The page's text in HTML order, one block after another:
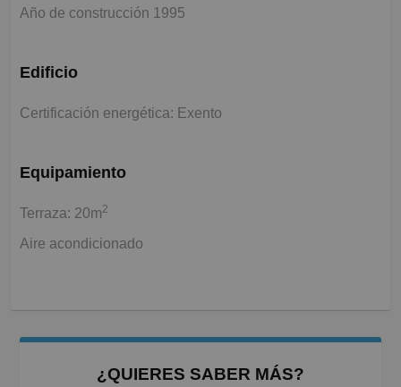
Año de construcción 1995
Edificio
Certificación energética: Exento
Equipamiento
Terraza: 20m2
Aire acondicionado
¿QUIERES SABER MÁS?